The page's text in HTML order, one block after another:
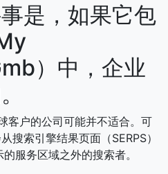
是，如果它包
）中，企业
客户的公司可能并不适合。可
搜索引擎结果页面（SERPS）
服务区域之外的搜索者。